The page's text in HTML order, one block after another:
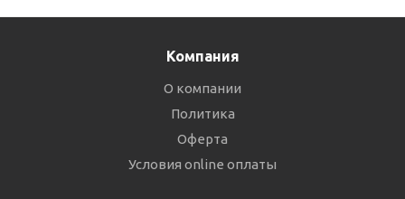
Компания
О компании
Политика
Оферта
Условия online оплаты